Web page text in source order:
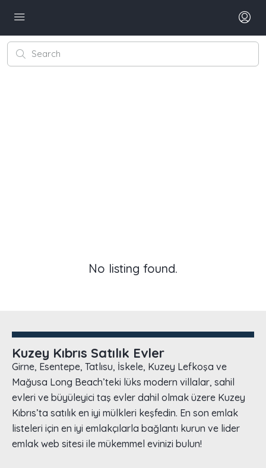
No listing found.
Kuzey Kıbrıs Satılık Evler
Girne, Esentepe, Tatlısu, İskele, Kuzey Lefkoşa ve
Mağusa Long Beach’teki lüks modern villalar, sahil
evleri ve büyüleyici taş evler dahil olmak üzere Kuzey
Kıbrıs’ta satılık en iyi mülkleri keşfedin. En son emlak
listeleri için en iyi emlakçılarla bağlantı kurun ve lider
emlak web sitesi ile mükemmel evinizi bulun!